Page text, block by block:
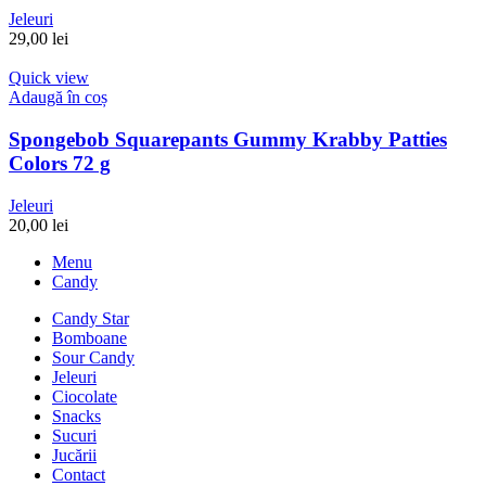
Jeleuri
29,00 lei
Quick view
Adaugă în coș
Spongebob Squarepants Gummy Krabby Patties
Colors 72 g
Jeleuri
20,00 lei
Menu
Candy
Candy Star
Bomboane
Sour Candy
Jeleuri
Ciocolate
Snacks
Sucuri
Jucării
Contact